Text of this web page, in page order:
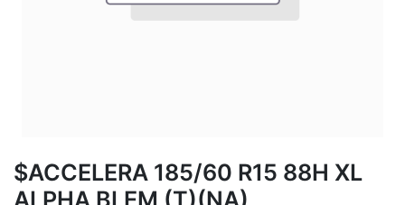
$ACCELERA 185/60 R15 88H XL
ALPHA BLEM (T)(NA)